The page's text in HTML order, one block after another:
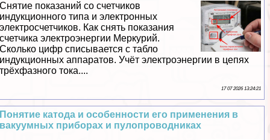
Снятие показаний со счетчиков
индукционного типа и электронных
электросчетчиков. Как снять показания
счетчика электроэнергии Меркурий.
Сколько цифр списывается с табло
индукционных аппаратов. Учёт электроэнергии в цепях
трёхфазного тока....
17 07 2026 13:24:21
Понятие катода и особенности его применения в
вакуумных приборах и пулопроводниках